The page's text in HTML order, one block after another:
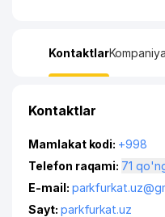
Kontaktlar
Kontaktlar
Mamlakat kodi: +998
Telefon raqami:
71
E-mail:
Sayt: parkfurkat.uz